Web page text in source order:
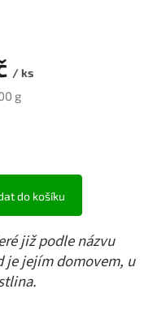
/ ks
g
do košíku
již podle názvu
je jejím domovem, u